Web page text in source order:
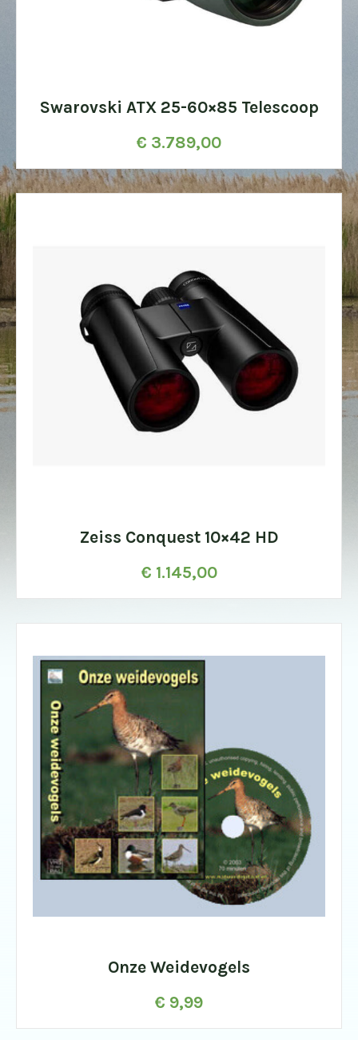
Swarovski ATX 25-60×85 Telescoop
€ 3.789,00
Zeiss Conquest 10×42 HD
€ 1.145,00
Onze Weidevogels
€ 9,99